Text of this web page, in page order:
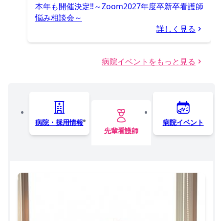
本年も開催決定‼～Zoom2027年度卒新卒看護師
悩み相談会～
詳しく見る
病院イベントをもっと見る
病院・採用情報
先輩看護師
病院イベント